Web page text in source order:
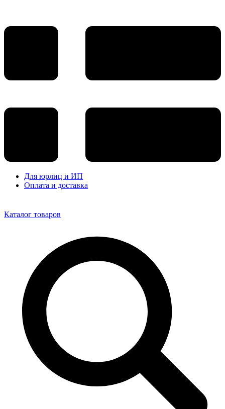
Для юрлиц и ИП
Оплата и доставка
Каталог товаров